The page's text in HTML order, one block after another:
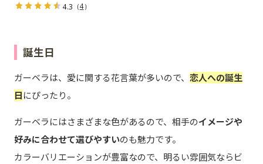
4.3 （4）
誕生日
ガーベラは、愛に関する花言葉が多いので、 恋人への誕生
日 にぴったり。
ガーベラにはさまざまな色があるので、相手のイメージや
好みに合わせて選びやすいのも魅力です。
カラーバリエーションが豊富なので、明るい雰囲気ならビ